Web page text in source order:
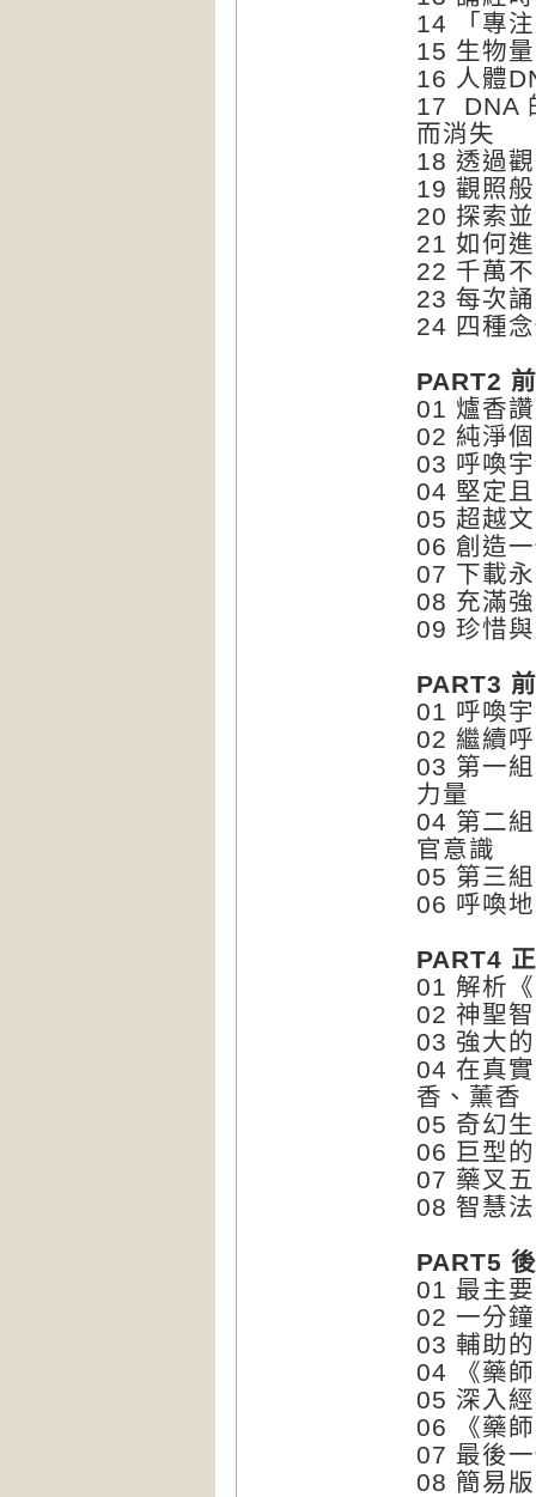
14 「專
15 生物
16 人體
17 DNA
而消失
18 透過
19 觀照
20 探索
21 如何
22 千萬
23 每次
24 四種
PART2
01 爐香
02 純淨
03 呼喚
04 堅定
05 超越
06 創造
07 下載
08 充滿
09 珍惜
PART3
01 呼喚
02 繼續
03 第一
力量
04 第二
官意識
05 第三
06 呼喚
PART4
01 解析
02 神聖
03 強大
04 在真
香、薰香
05 奇幻
06 巨型
07 藥叉
08 智慧
PART5
01 最主
02 一分
03 輔助
04 《藥
05 深入
06 《藥
07 最後
08 簡易